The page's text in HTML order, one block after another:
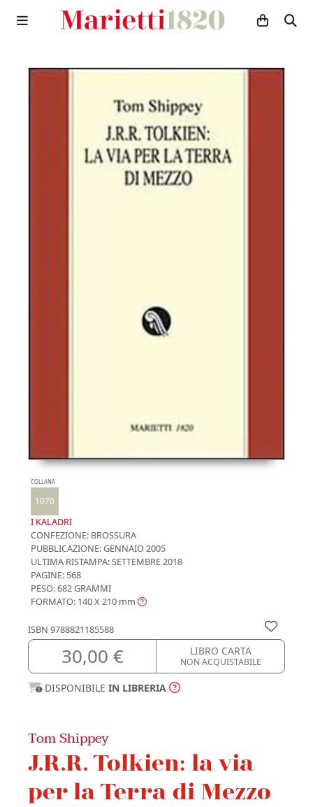
COLLANA
1070
I KALADRI
CONFEZIONE: BROSSURA
PUBBLICAZIONE:GENNAIO 2005
ULTIMA RISTAMPA:SETTEMBRE 2018
PAGINE: 568
PESO: 682 GRAMMI
FORMATO: 140 X 210 mm
ISBN 9788821185588
30,00 € LIBRO CARTA
NON ACQUISTABILE
DISPONIBILE IN LIBRERIA
Tom Shippey
J.R.R. Tolkien: la via
per la Terra di Mezzo